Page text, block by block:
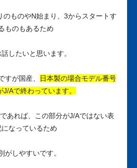
のものやN始まり、3からスタートす
ものもあるため
したいと思います。
すが国産、
日本製の場合モデル番号
J/Aで終わっています。
あれば、この部分がJ/Aではない表
になっているため
がしやすいです。